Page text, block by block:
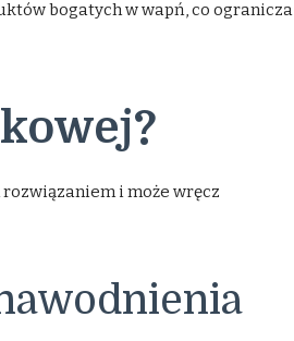
bogatych w wapń, co ogranicza
i może wręcz